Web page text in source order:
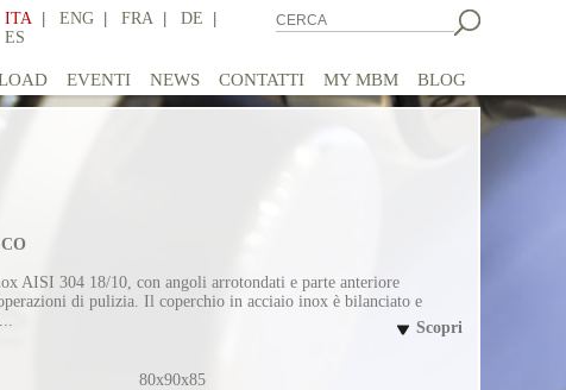
ITA | ENG | FRA | DE |
ES
EVENTI NEWS CONTATTI MY MBM BLOG
AISI 304 18/10, con angoli arrotondati e parte anteriore
di pulizia. Il coperchio in acciaio inox è bilanciato e
Scopri
80x90x85